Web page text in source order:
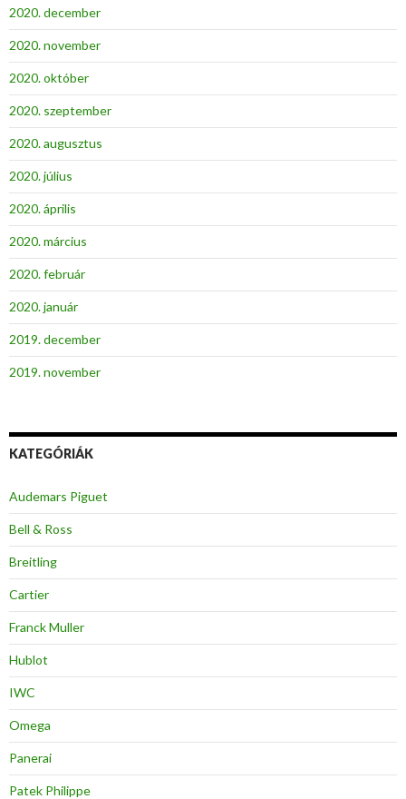
2020. december
2020. november
2020. október
2020. szeptember
2020. augusztus
2020. július
2020. április
2020. március
2020. február
2020. január
2019. december
2019. november
KATEGÓRIÁK
Audemars Piguet
Bell & Ross
Breitling
Cartier
Franck Muller
Hublot
IWC
Omega
Panerai
Patek Philippe